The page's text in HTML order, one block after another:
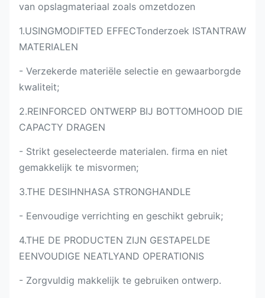
van opslagmateriaal zoals omzetdozen
1.USINGMODIFTED EFFECTonderzoek ISTANTRAW
MATERIALEN
- Verzekerde materiële selectie en gewaarborgde
kwaliteit;
2.REINFORCED ONTWERP BIJ BOTTOMHOOD DIE
CAPACTY DRAGEN
- Strikt geselecteerde materialen. firma en niet
gemakkelijk te misvormen;
3.THE DESIHNHASA STRONGHANDLE
- Eenvoudige verrichting en geschikt gebruik;
4.THE DE PRODUCTEN ZIJN GESTAPELDE
EENVOUDIGE NEATLYAND OPERATIONIS
- Zorgvuldig makkelijk te gebruiken ontwerp.